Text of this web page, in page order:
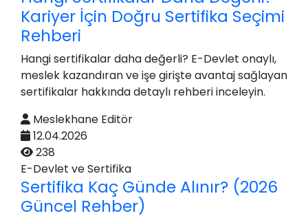
Kariyer İçin Doğru Sertifika Seçimi
Rehberi
Hangi sertifikalar daha değerli? E-Devlet onaylı,
meslek kazandıran ve işe girişte avantaj sağlayan
sertifikalar hakkında detaylı rehberi inceleyin.
Meslekhane Editör
12.04.2026
238
E-Devlet ve Sertifika
Sertifika Kaç Günde Alınır? (2026
Güncel Rehber)